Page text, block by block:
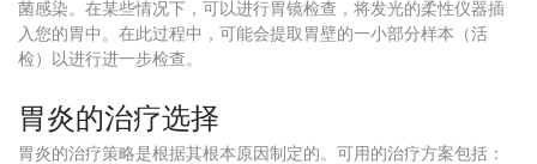
菌感染。 在某些情况下，可以进行胃镜检查，将发光的柔性仪器插
入您的胃中。 在此过程中，可能会提取胃壁的一小部分样本（活
检）以进行进一步检查。
胃炎的治疗选择
胃炎的治疗策略是根据其根本原因制定的。 可用的治疗方案包括：